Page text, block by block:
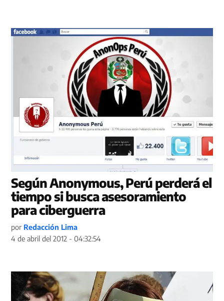
Según Anonymous, Perú perderá el
tiempo si busca asesoramiento
para ciberguerra
por Redacción Lima
4 de abril del 2012 - 04:32:54